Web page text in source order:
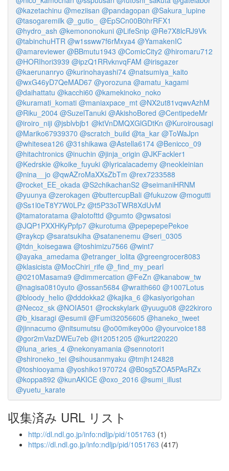
@kazetachinu @meziisan @pandagopan @Sakura_lupine
@tasogaremilk @_gutio_
@EpSCn00B0hrRFX1
@hydro_ash @kemononokuni @LifeSnip @Re7X8lcRJ9Vk
@tabinchuHTR @w1ssww7f6rMxya4 @YamakenIC
@amareviewer @BBmutu1943 @ComicCity2 @hiromaru712
@HORIhori3939 @ipzQ1RRvknvqFAM @irisgazer
@kaerunanryo @kurinohayashi74 @natsumiya_kaito
@wxG46yD7QeMAD67 @yorozuna @amatu_kagami
@daihattatu @kacchi60 @kamekinoko_noko
@kuramati_komati @maniaxpace_mt @NX2ut81vqwvAzhM
@Riku_2004 @SuzelTanuki @AkishoBored @CentipedeMr
@iroiro_niji @jsblvbjb1 @ktVnDMQXGlGDtKn @Kuroirousagi
@Mariko67939370 @scratch_build @ta_kar @ToWaJpn
@whitesea126 @31shikawa @Astella6174 @Benicco_09
@hitachtronics @inuchin @jinja_origin @JKFackler1
@Kedrskie @koike_fuyuki @lyricalacademy @neokleinian
@nina__jo @qwAZroMaXXsZbTm @rex7233588
@rocket_EE_okada @S2chikachanS2 @seimaniHRNM
@yuunya @zerokagen @buttercupBali @fukuzow @mogutti
@Ss1l0eT8Y7W0LPz @t5P33oTWR8XdUvM
@tamatoratama @alotofttd @gumto @gwsatosi
@JQP1PXXHKyPpfp7 @kurotuma @pepepepePekoe
@raykcp @saratsukiha @satanenemu @seri_0305
@tdn_koisegawa @toshimizu7566 @wint7
@ayaka_amedama @etranger_lolita @greengrocer8083
@klasicista @MocChiri_rife @_find_my_pearl
@0210Masama9 @dimmercation @FeZn @kanabow_tw
@nagisa0810yuto @ossan5684 @wraith660 @1007Lotus
@bloody_helio @dddokka2 @kajika_6 @kasiyorigohan
@Necoz_sk @NOIA501 @rockskylark @yuugu08 @22kiroro
@b_kisaragi @esumii @Fumi32056605 @haneko_tweet
@jinnacumo @nitsumutsu @o00mikey00o @yourvoice188
@gor2mVazDWEu7eb @i12051205 @kurt220220
@luna_aries_4 @nekonyamania @sennotori1
@shironeko_tei @sihousanmyaku @tmjh124828
@toshiooyama @yoshiko1970724 @B0sg5ZOA5PAsRZx
@koppa892 @kunAKICE @oxo_2016 @sumi_illust
@yuetu_karate
収集済み URL リスト
http://dl.ndl.go.jp/info:ndljp/pid/1051763 (1)
https://dl.ndl.go.jp/info:ndljp/pid/1051763 (417)